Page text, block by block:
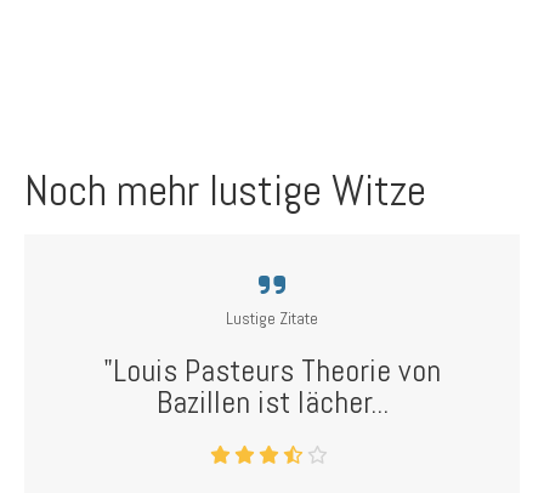
Noch mehr lustige Witze
Lustige Zitate
"Louis Pasteurs Theorie von
Bazillen ist lächer...